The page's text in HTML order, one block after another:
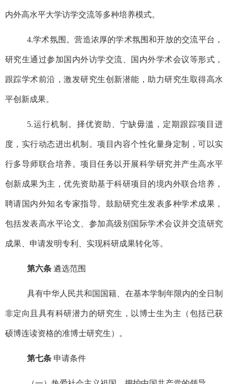
内外高水平大学访学交流等多种培养模式。
4.学术氛围。营造浓厚的学术氛围和开放的交流平台，
研究生通过参加国内外访学交流、国内外学术会议等形式，
跟踪学术前沿，激发研究生创新潜能，助力研究生取得高水
平创新成果。
5.运行机制。择优资助、宁缺毋滥，定期跟踪项目进
度，实行动态进出机制。项目内容个性化量身定制，可以实
行多导师联合培养。项目任务以开展科学研究并产生高水平
创新成果为主，优先资助基于科研项目的境内外联合培养，
聘请国内外知名专家指导。鼓励研究生发表多种学术成果，
包括发表高水平论文、参加高级别国际学术会议并交流研究
成果、申请发明专利、实现科研成果转化等。
第六条 遴选范围
具有中华人民共和国国籍、在基本学制年限内的全日制
非定向且具有科研潜力的研究生，以博士生为主（包括已获
硕博连读资格的准博士研究生）。
第七条 申请条件